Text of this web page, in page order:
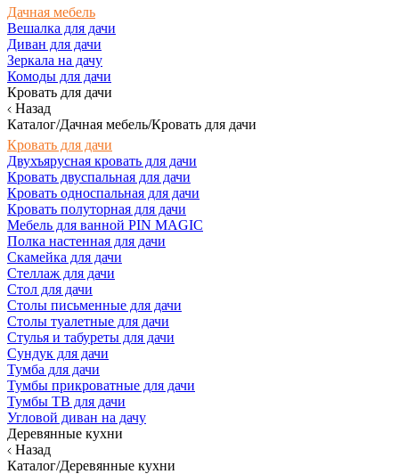
Дачная мебель
Вешалка для дачи
Диван для дачи
Зеркала на дачу
Комоды для дачи
Кровать для дачи
Назад
Каталог/Дачная мебель/Кровать для дачи
Кровать для дачи
Двухъярусная кровать для дачи
Кровать двуспальная для дачи
Кровать односпальная для дачи
Кровать полуторная для дачи
Мебель для ванной PIN MAGIC
Полка настенная для дачи
Скамейка для дачи
Стеллаж для дачи
Стол для дачи
Столы письменные для дачи
Столы туалетные для дачи
Стулья и табуреты для дачи
Сундук для дачи
Тумба для дачи
Тумбы прикроватные для дачи
Тумбы ТВ для дачи
Угловой диван на дачу
Деревянные кухни
Назад
Каталог/Деревянные кухни